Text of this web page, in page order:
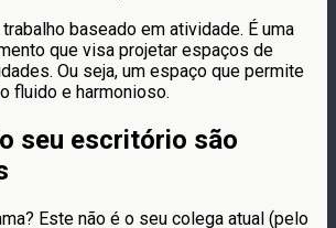
baseado em atividade. É uma
que visa projetar espaços de
Ou seja, um espaço que permite
fluido e harmonioso.
seu escritório são
Este não é o seu colega atual (pelo